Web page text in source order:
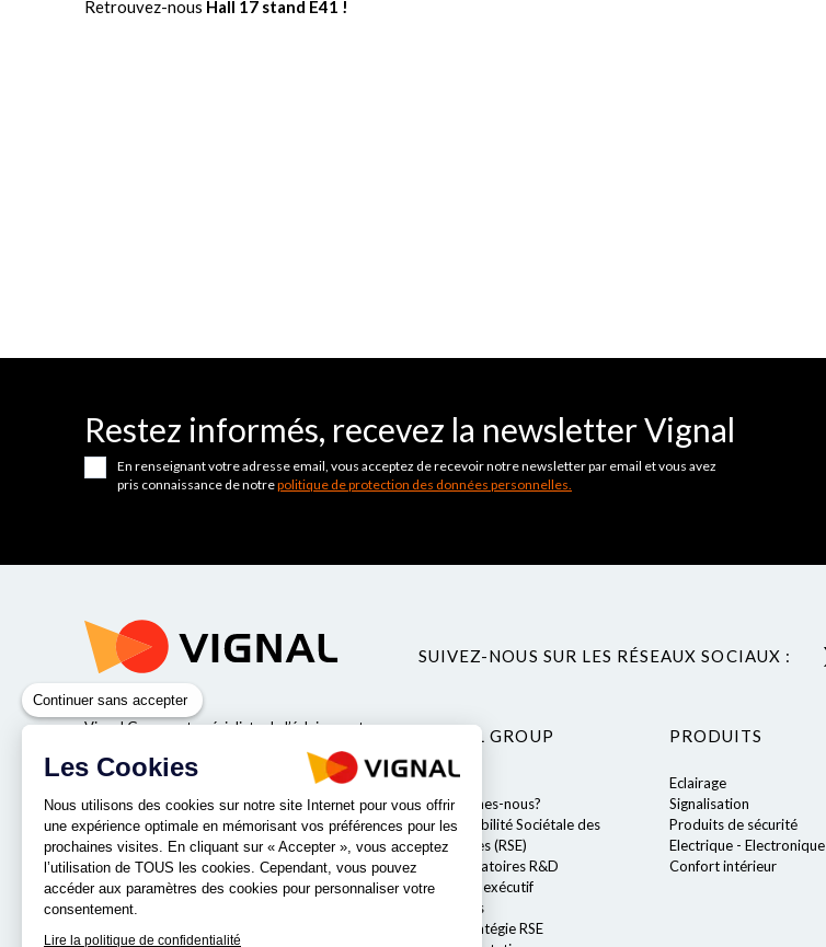
Retrouvez-nous Hall 17 stand E41 !
Restez informés, recevez la newsletter Vignal
En renseignant votre adresse email, vous acceptez de recevoir notre newsletter par email et vous avez
pris connaissance de notrepolitique de protection des données personnelles.
Vignal Group est spécialiste de l’éclairage et
de la sécurité pour véhicules industriels.
NOS IMPLANTATIONS
SUIVEZ-NOUS SUR LES RÉSEAUX SOCIAUX :
VIGNAL GROUP
Valeurs
Qui sommes-nous?
Responsabilité Sociétale des
Entreprises (RSE)
Nos laboratoires R&D
Le comité exécutif
Nos offres
Notre stratégie RSE
PRODUITS
Eclairage
Signalisation
Produits de sécurité
Electrique - Electronique
Confort intérieur
Continuer sans accepter
Les Cookies
Nous utilisons des cookies sur notre site Internet pour vous offrir
une expérience optimale en mémorisant vos préférences pour les
prochaines visites. En cliquant sur « Accepter », vous acceptez
l’utilisation de TOUS les cookies. Cependant, vous pouvez
accéder aux paramètres des cookies pour personnaliser votre
consentement.
Lire la politique de confidentialité